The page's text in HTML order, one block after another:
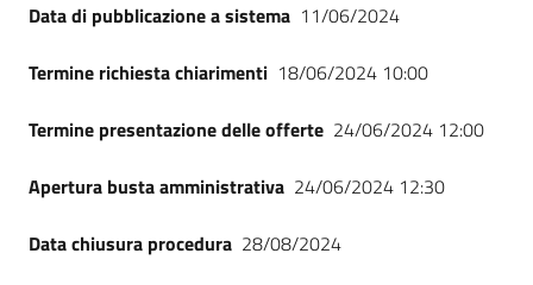
Data di pubblicazione a sistema 11/06/2024
Termine richiesta chiarimenti 18/06/2024 10:00
Termine presentazione delle offerte 24/06/2024 12:00
Apertura busta amministrativa 24/06/2024 12:30
Data chiusura procedura 28/08/2024